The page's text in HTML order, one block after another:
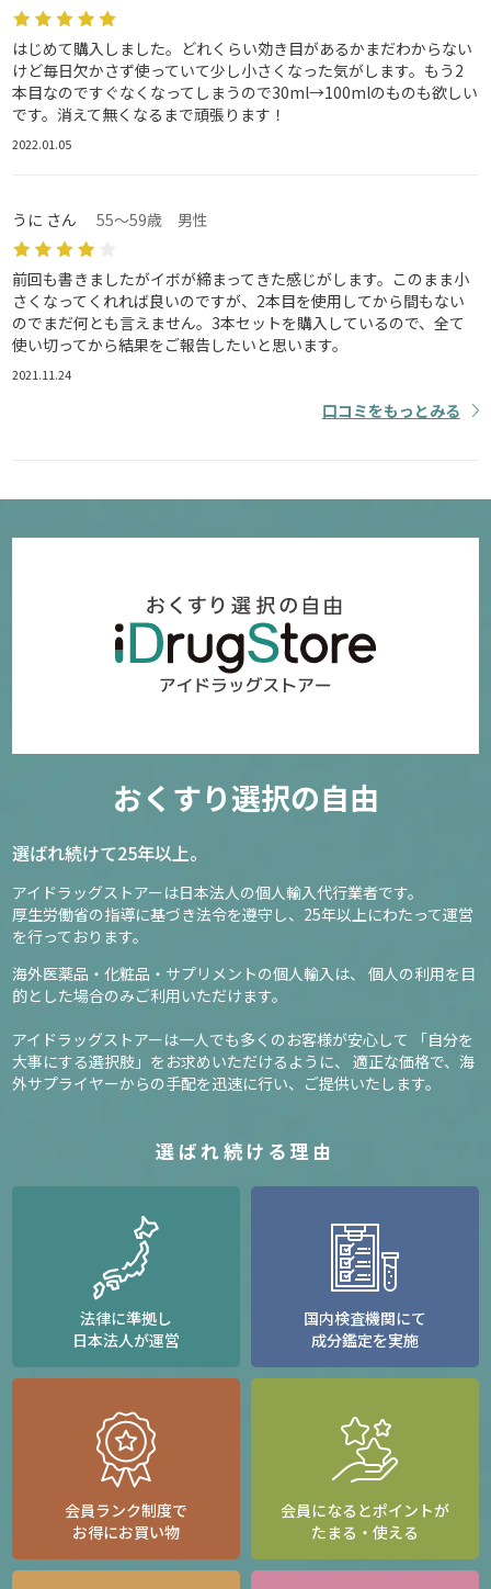
はじめて購入しました。どれくらい効き目があるかまだわからない
けど毎日欠かさず使っていて少し小さくなった気がします。もう2
本目なのですぐなくなってしまうので30ml→100mlのものも欲しい
です。消えて無くなるまで頑張ります！
2022.01.05
うに さん 55～59歳 男性
前回も書きましたがイボが締まってきた感じがします。このまま小
さくなってくれれば良いのですが、2本目を使用してから間もない
のでまだ何とも言えません。3本セットを購入しているので、全て
使い切ってから結果をご報告したいと思います。
2021.11.24
口コミをもっとみる
おくすり選択の自由
選ばれ続けて25年以上。
アイドラッグストアーは日本法人の個人輸入代行業者です。
厚生労働省の指導に基づき法令を遵守し、 25年以上にわたって運営
を行っております。
海外医薬品・化粧品・サプリメントの個人輸入は、
個人の利用を目
的とした場合のみご利用いただけます。
アイドラッグストアーは一人でも多くのお客様が安心して
「自分を
大事にする選択肢」をお求めいただけるように、
適正な価格で、海
外サプライヤーからの手配を迅速に行い、ご提供いたします。
選ばれ続ける理由
法律に準拠し
日本法人が運営
国内検査機関にて
成分鑑定を実施
会員ランク制度で
お得にお買い物
会員になるとポイントが
たまる・使える